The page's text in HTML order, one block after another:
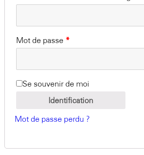
Mot de passe *
Se souvenir de moi
Identification
Mot de passe perdu ?